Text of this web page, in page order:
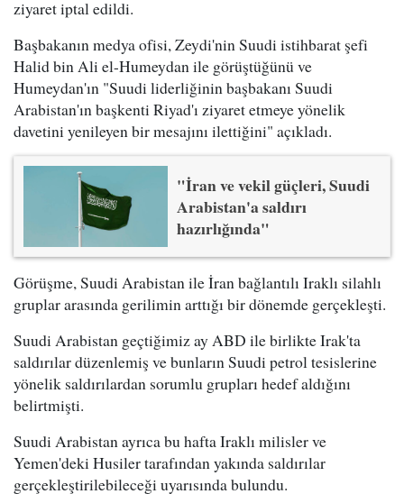
ziyaret iptal edildi.
Başbakanın medya ofisi, Zeydi'nin Suudi istihbarat şefi
Halid bin Ali el-Humeydan ile görüştüğünü ve
Humeydan'ın "Suudi liderliğinin başbakanı Suudi
Arabistan'ın başkenti Riyad'ı ziyaret etmeye yönelik
davetini yenileyen bir mesajını ilettiğini" açıkladı.
"İran ve vekil güçleri, Suudi
Arabistan'a saldırı
hazırlığında"
Görüşme, Suudi Arabistan ile İran bağlantılı Iraklı silahlı
gruplar arasında gerilimin arttığı bir dönemde gerçekleşti.
Suudi Arabistan geçtiğimiz ay ABD ile birlikte Irak'ta
saldırılar düzenlemiş ve bunların Suudi petrol tesislerine
yönelik saldırılardan sorumlu grupları hedef aldığını
belirtmişti.
Suudi Arabistan ayrıca bu hafta Iraklı milisler ve
Yemen'deki Husiler tarafından yakında saldırılar
gerçekleştirilebileceği uyarısında bulundu.